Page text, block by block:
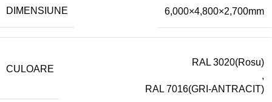
DIMENSIUNE 6,000×4,800×2,700mm
CULOARE
RAL 3020(Rosu)
,
RAL 7016(GRI-ANTRACIT)